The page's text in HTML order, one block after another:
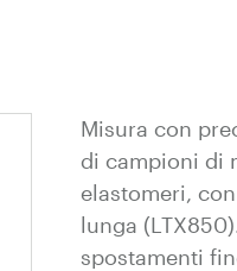
Misura con
di campioni di
elastomeri,
lunga
spostamenti